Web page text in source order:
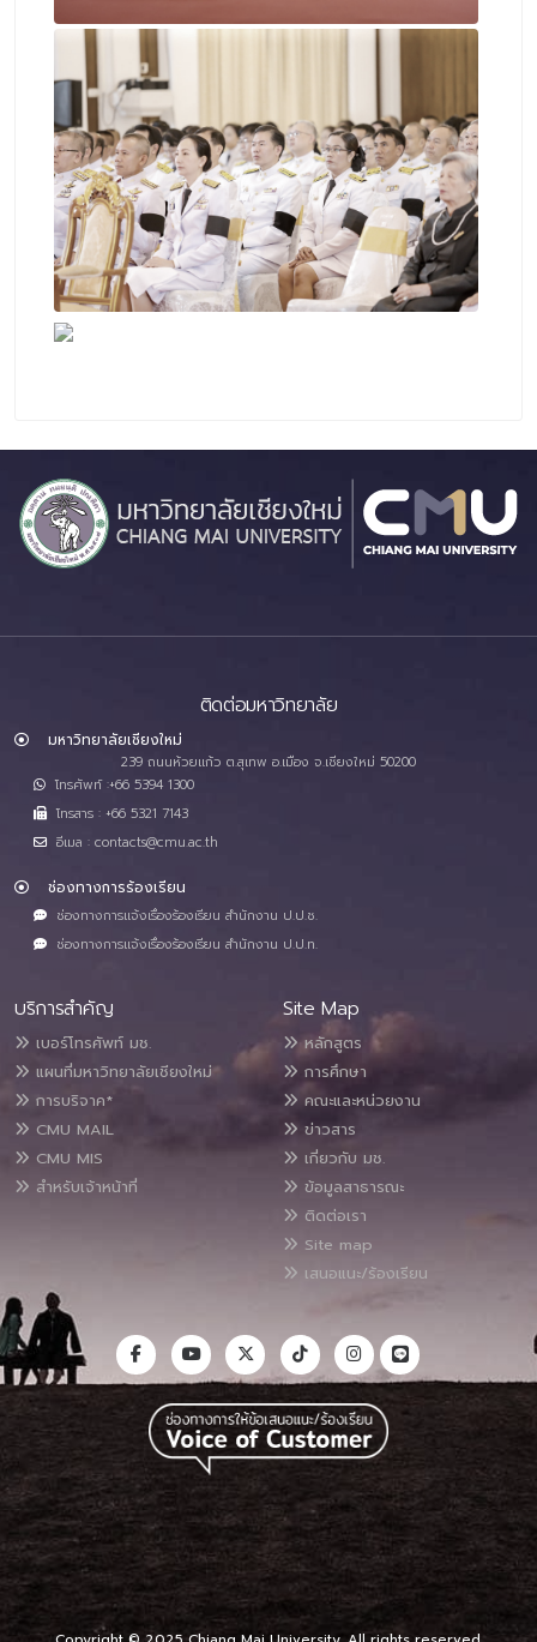
ติดต่อมหาวิทยาลัย
มหาวิทยาลัยเชียงใหม่
239 ถนนห้วยแก้ว ต.สุเทพ อ.เมือง จ.เชียงใหม่ 50200
โทรศัพท์ :+66 5394 1300
โทรสาร : +66 5321 7143
อีเมล : contacts@cmu.ac.th
ช่องทางการร้องเรียน
ช่องทางการแจ้งเรื่องร้องเรียน สำนักงาน ป.ป.ช.
ช่องทางการแจ้งเรื่องร้องเรียน สำนักงาน ป.ป.ท.
บริการสำคัญ
เบอร์โทรศัพท์ มช.
แผนที่มหาวิทยาลัยเชียงใหม่
การบริจาค*
CMU MAIL
CMU MIS
สำหรับเจ้าหน้าที่
Site Map
หลักสูตร
การศึกษา
คณะและหน่วยงาน
ข่าวสาร
เกี่ยวกับ มช.
ข้อมูลสาธารณะ
ติดต่อเรา
Site map
เสนอแนะ/ร้องเรียน